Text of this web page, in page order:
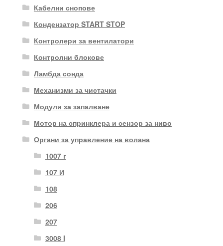
Кабелни снопове
Кондензатор START STOP
Контролери за вентилатори
Контролни блокове
Ламбда сонда
Механизми за чистачки
Модули за запалване
Мотор на спринклера и сензор за ниво
Органи за управление на волана
1007 г
107 И
108
206
207
3008 I